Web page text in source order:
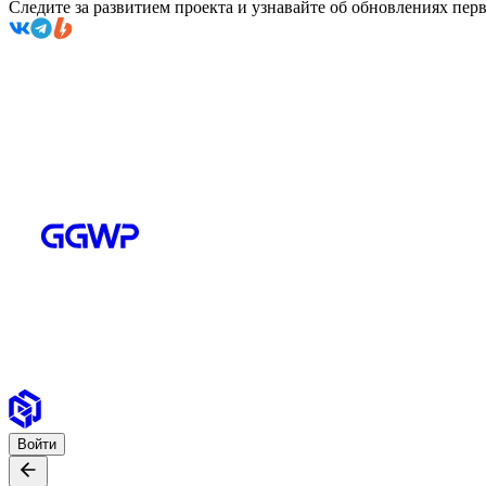
Следите за развитием проекта и узнавайте об обновлениях
Войти